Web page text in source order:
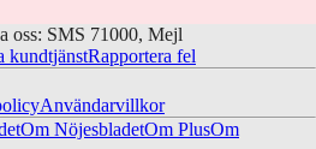
oss: SMS 71000, Mejl
kundtjänstRapportera fel
Användarvillkor
Om NöjesbladetOm PlusOm